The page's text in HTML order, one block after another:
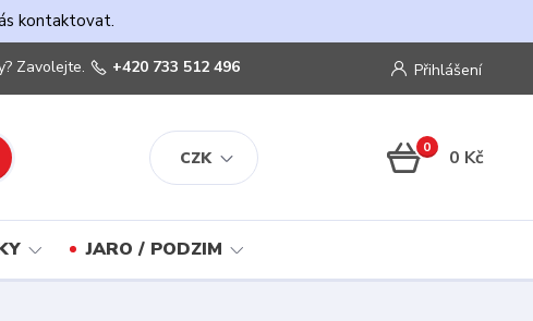
kontaktovat.
CZK
Přihlášení
Zavolejte. +420 733 512 496
0 0 Kč
JARO / PODZIM